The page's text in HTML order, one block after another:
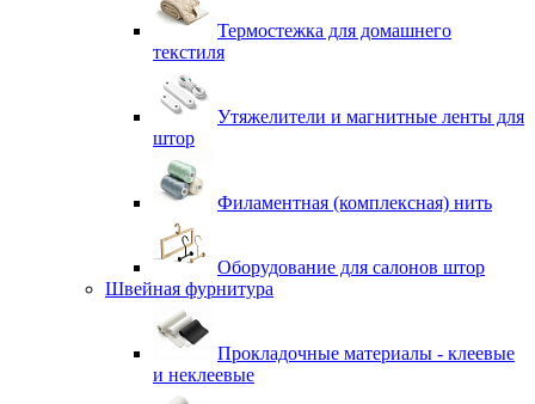
Термостежка для домашнего
текстиля
Утяжелители и магнитные ленты для
штор
Филаментная (комплексная) нить
Оборудование для салонов штор
Швейная фурнитура
Прокладочные материалы - клеевые
и неклеевые